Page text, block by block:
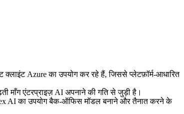
Azure का उपयोग कर रहे हैं, जिससे प्लेटफ़ॉर्म-आधारित
माँग एंटरप्राइज़ AI अपनाने की गति से जुड़ी है।
AI का उपयोग बैक-ऑफिस मॉडल बनाने और तैनात करने के